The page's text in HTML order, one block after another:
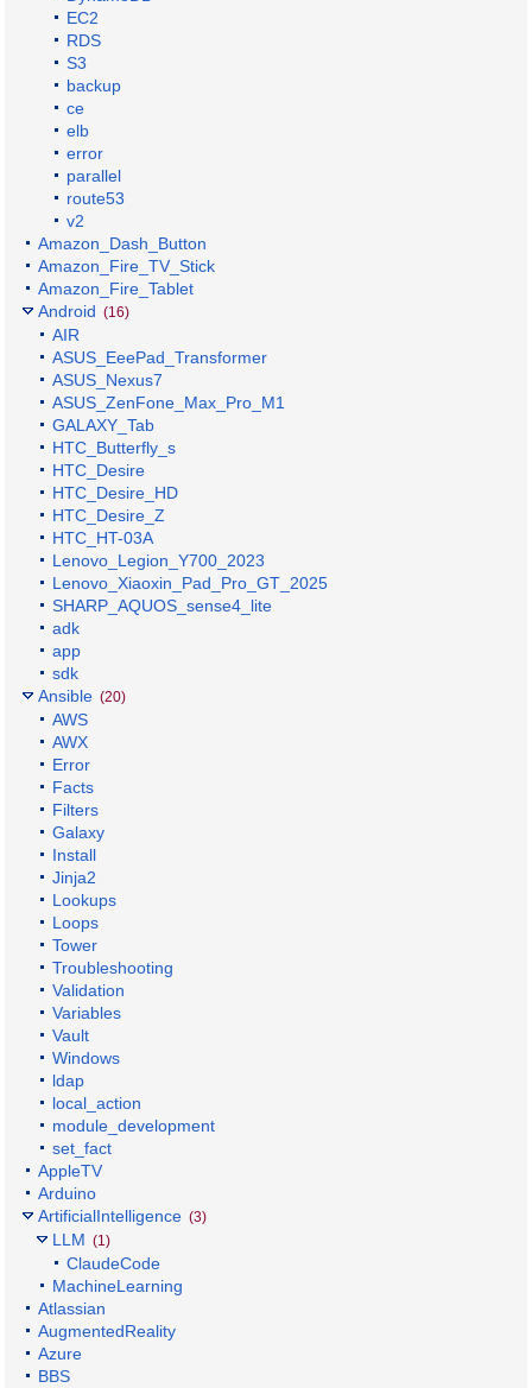
EC2
RDS
S3
backup
ce
elb
error
parallel
route53
v2
Amazon_Dash_Button
Amazon_Fire_TV_Stick
Amazon_Fire_Tablet
Android (16)
AIR
ASUS_EeePad_Transformer
ASUS_Nexus7
ASUS_ZenFone_Max_Pro_M1
GALAXY_Tab
HTC_Butterfly_s
HTC_Desire
HTC_Desire_HD
HTC_Desire_Z
HTC_HT-03A
Lenovo_Legion_Y700_2023
Lenovo_Xiaoxin_Pad_Pro_GT_2025
SHARP_AQUOS_sense4_lite
adk
app
sdk
Ansible (20)
AWS
AWX
Error
Facts
Filters
Galaxy
Install
Jinja2
Lookups
Loops
Tower
Troubleshooting
Validation
Variables
Vault
Windows
ldap
local_action
module_development
set_fact
AppleTV
Arduino
ArtificialIntelligence (3)
LLM (1)
ClaudeCode
MachineLearning
Atlassian
AugmentedReality
Azure
BBS